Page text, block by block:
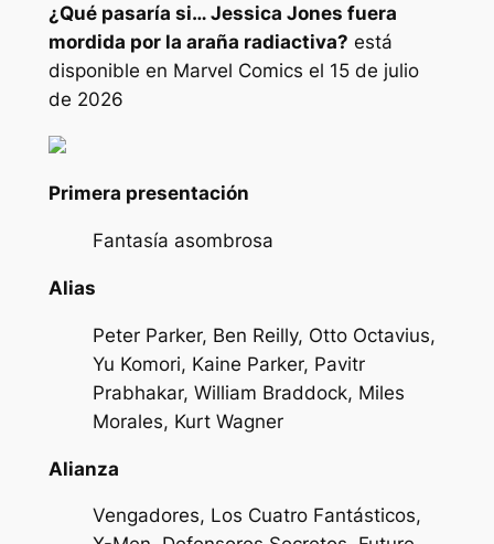
¿Qué pasaría si… Jessica Jones fuera
mordida por la araña radiactiva? está
disponible en Marvel Comics el 15 de julio
de 2026
Primera presentación
Fantasía asombrosa
Alias
Peter Parker, Ben Reilly, Otto Octavius,
Yu Komori, Kaine Parker, Pavitr
Prabhakar, William Braddock, Miles
Morales, Kurt Wagner
Alianza
Vengadores, Los Cuatro Fantásticos,